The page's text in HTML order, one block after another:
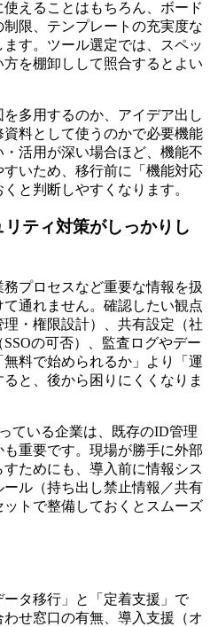
えることはもちろん、ボード
限、テンプレートの充実度な
す。ツール選定では、スペッ
方を棚卸し して照合するとよい
多用するのか、アイデア出し
料として使うのかで必要機能
活用が深い場合ほど、機能不
いため、移行前に「機能対応
と判断しやすくなります。
ティ対策がしっかりし
プロセスなど重要な情報を扱
通れません。確認したい観点
・権限設計）、共有設定（社
の可否）、監査ログやデー
無料で始められるか」より「運
ると、後から困りにくくなりま
ている企業は、既存のID管理
重要です。現場が勝手に外部
ためにも、導入前に情報シス
ル（持ち出し禁止情報／共有
トで整備しておくとスムーズ
タ移行」と「定着支援」で
せ窓口の有無、導入支援（オ